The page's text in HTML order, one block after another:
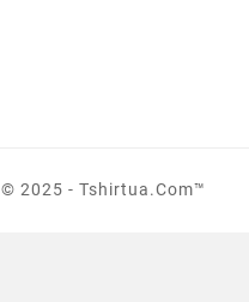
© 2025 - Tshirtua.com™